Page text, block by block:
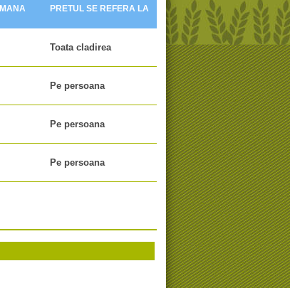
PRETUL SE REFERA LA
Toata cladirea
Pe persoana
Pe persoana
Pe persoana